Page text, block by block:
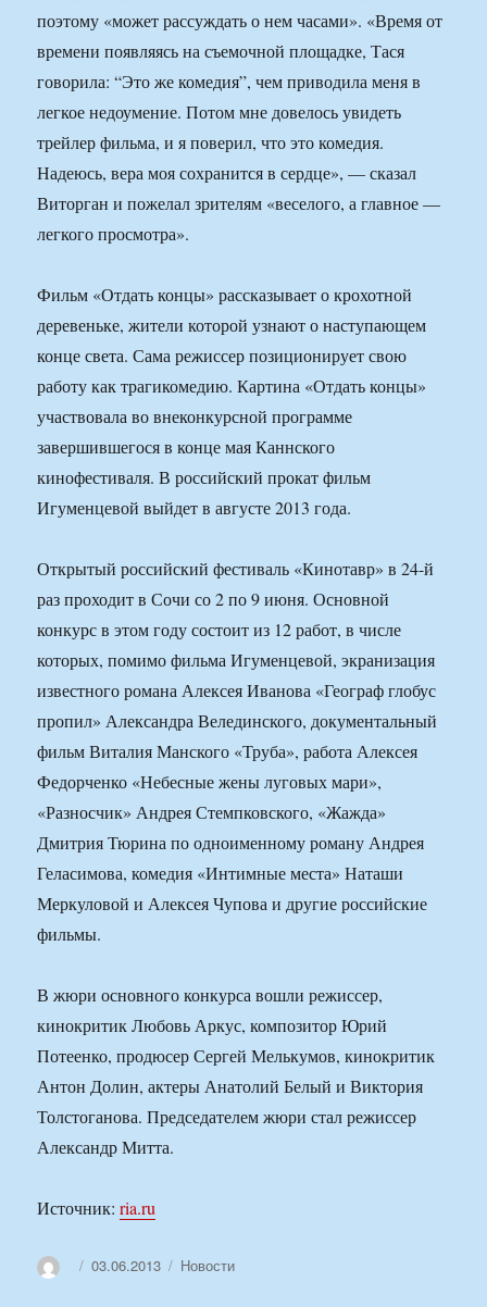
поэтому «может рассуждать о нем часами». «Время от
времени появляясь на съемочной площадке, Тася
говорила: “Это же комедия”, чем приводила меня в
легкое недоумение. Потом мне довелось увидеть
трейлер фильма, и я поверил, что это комедия.
Надеюсь, вера моя сохранится в сердце», — сказал
Виторган и пожелал зрителям «веселого, а главное —
легкого просмотра».
Фильм «Отдать концы» рассказывает о крохотной
деревеньке, жители которой узнают о наступающем
конце света. Сама режиссер позиционирует свою
работу как трагикомедию. Картина «Отдать концы»
участвовала во внеконкурсной программе
завершившегося в конце мая Каннского
кинофестиваля. В российский прокат фильм
Игуменцевой выйдет в августе 2013 года.
Открытый российский фестиваль «Кинотавр» в 24-й
раз проходит в Сочи со 2 по 9 июня. Основной
конкурс в этом году состоит из 12 работ, в числе
которых, помимо фильма Игуменцевой, экранизация
известного романа Алексея Иванова «Географ глобус
пропил» Александра Велединского, документальный
фильм Виталия Манского «Труба», работа Алексея
Федорченко «Небесные жены луговых мари»,
«Разносчик» Андрея Стемпковского, «Жажда»
Дмитрия Тюрина по одноименному роману Андрея
Геласимова, комедия «Интимные места» Наташи
Меркуловой и Алексея Чупова и другие российские
фильмы.
В жюри основного конкурса вошли режиссер,
кинокритик Любовь Аркус, композитор Юрий
Потеенко, продюсер Сергей Мелькумов, кинокритик
Антон Долин, актеры Анатолий Белый и Виктория
Толстоганова. Председателем жюри стал режиссер
Александр Митта.
Источник:ria.ru
АвторОпубликовано
03.06.2013 Рубрики
Новости